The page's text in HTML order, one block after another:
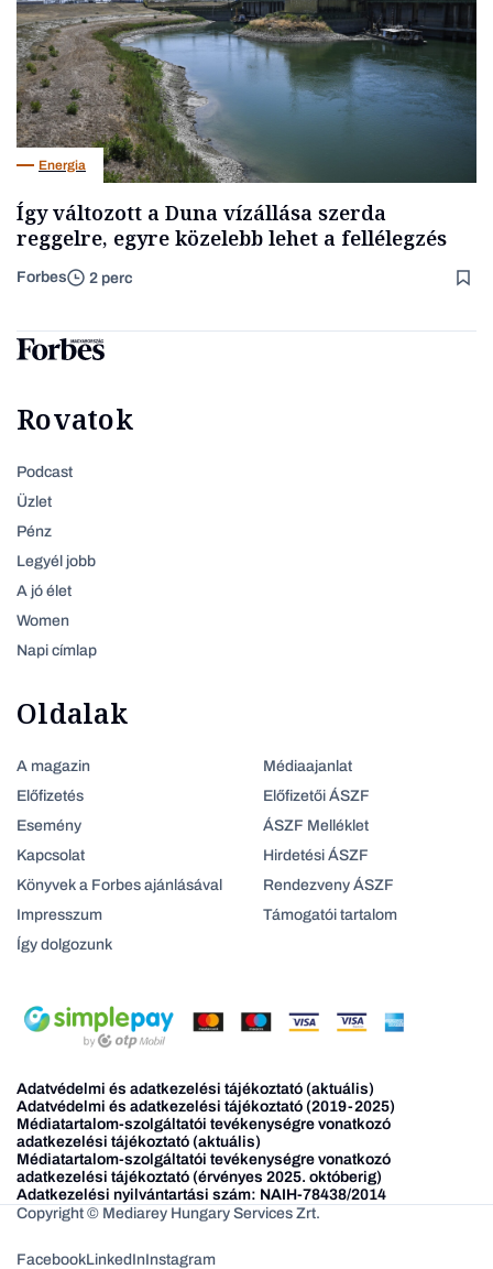
Energia
Így változott a Duna vízállása szerda
reggelre, egyre közelebb lehet a fellélegzés
Forbes 2 perc
Rovatok
Podcast
Üzlet
Pénz
Legyél jobb
A jó élet
Women
Napi címlap
Oldalak
A magazin
Előfizetés
Esemény
Kapcsolat
Könyvek a Forbes ajánlásával
Impresszum
Így dolgozunk
Médiaajanlat
Előfizetői ÁSZF
ÁSZF Melléklet
Hirdetési ÁSZF
Rendezveny ÁSZF
Támogatói tartalom
Adatvédelmi és adatkezelési tájékoztató (aktuális)
Adatvédelmi és adatkezelési tájékoztató (2019-2025)
Médiatartalom-szolgáltatói tevékenységre vonatkozó
adatkezelési tájékoztató (aktuális)
Médiatartalom-szolgáltatói tevékenységre vonatkozó
adatkezelési tájékoztató (érvényes 2025. októberig)
Adatkezelési nyilvántartási szám: NAIH-78438/2014
Copyright © Mediarey Hungary Services Zrt.
FacebookLinkedInInstagram